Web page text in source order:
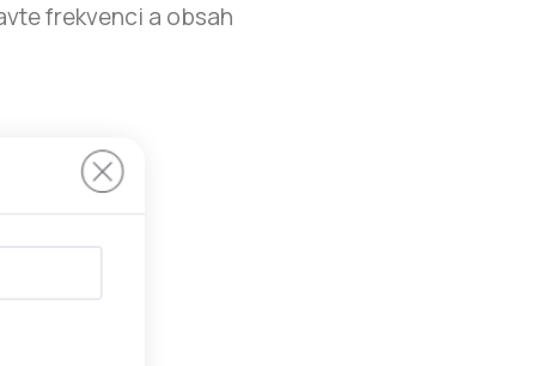
frekvenci a obsah